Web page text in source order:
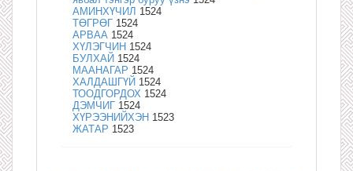
АМИНХҮЧИЛ 1524
ТӨГРӨГ 1524
АРВАА 1524
ХҮЛЭГЧИН 1524
БУЛХАЙ 1524
МААНАГАР 1524
ХАЛДАШГҮЙ 1524
ТООДГОРДОХ 1524
ДЭМЧИГ 1524
ХҮРЭЭНИЙХЭН 1523
ЖАТАР 1523